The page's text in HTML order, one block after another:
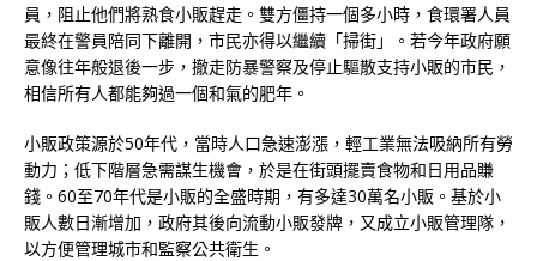
員，阻止他們將熟食小販趕走。雙方僵持一個多小時，食環署人員
最終在警員陪同下離開，市民亦得以繼續「掃街」。若今年政府願
意像往年般退後一步，撤走防暴警察及停止驅散支持小販的市民，
相信所有人都能夠過一個和氣的肥年。
小販政策源於50年代，當時人口急速澎漲，輕工業無法吸納所有勞
動力；低下階層急需謀生機會，於是在街頭擺賣食物和日用品賺
錢。60至70年代是小販的全盛時期，有多達30萬名小販。基於小
販人數日漸增加，政府其後向流動小販發牌，又成立小販管理隊，
以方便管理城市和監察公共衛生。